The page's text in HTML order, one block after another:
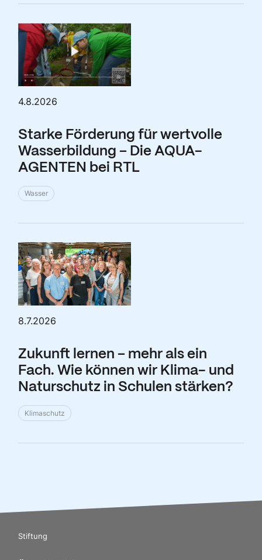
4.8.2026
Starke Förderung für wertvolle
Wasserbildung – Die AQUA-
AGENTEN bei RTL
Wasser
8.7.2026
Zukunft lernen – mehr als ein
Fach. Wie können wir Klima- und
Naturschutz in Schulen stärken?
Klimaschutz
Stiftung